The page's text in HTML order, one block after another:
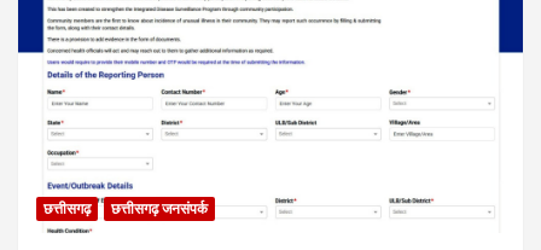
छत्तीसगढ़ छत्तीसगढ़ जनसंपर्क